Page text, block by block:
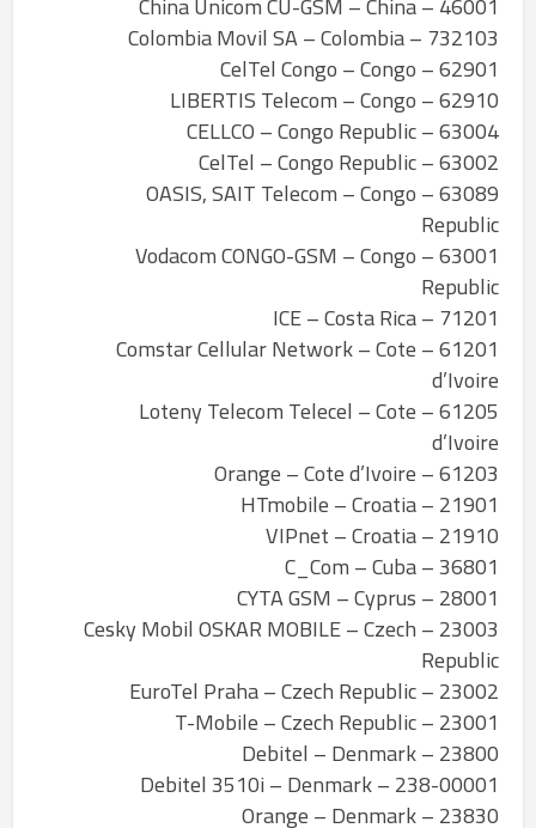
732103 – Colombia Movil SA – Colombia
62901 – CelTel Congo – Congo
62910 – LIBERTIS Telecom – Congo
63004 – CELLCO – Congo Republic
63002 – CelTel – Congo Republic
63089 – OASIS, SAIT Telecom – Congo
Republic
63001 – Vodacom CONGO-GSM – Congo
Republic
71201 – ICE – Costa Rica
61201 – Comstar Cellular Network – Cote
d’Ivoire
61205 – Loteny Telecom Telecel – Cote
d’Ivoire
61203 – Orange – Cote d’Ivoire
21901 – HTmobile – Croatia
21910 – VIPnet – Croatia
36801 – C_Com – Cuba
28001 – CYTA GSM – Cyprus
23003 – Cesky Mobil OSKAR MOBILE – Czech
Republic
23002 – EuroTel Praha – Czech Republic
23001 – T-Mobile – Czech Republic
23800 – Debitel – Denmark
238-00001 – Debitel 3510i – Denmark
23830 – Orange – Denmark